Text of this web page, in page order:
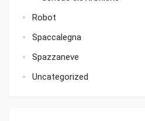
Robot
Spaccalegna
Spazzaneve
Uncategorized